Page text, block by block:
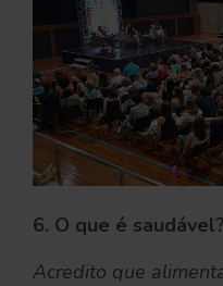
6. O que é saudável?
Acredito que